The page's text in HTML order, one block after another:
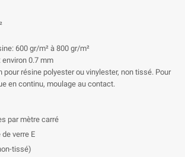
600 gr/m² à 800 gr/m²
0.7 mm
pour résine polyester ou vinylester, non tissé. Pour
en continu, moulage au contact.
par mètre carré
verre E
tissé)